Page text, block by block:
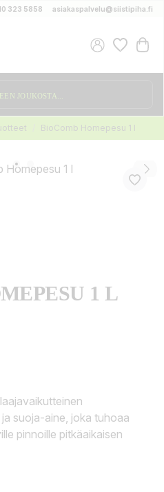
323 5858 asiakaspalvelu@siistipiha.fi
BioComb Homepesu 1 l
1 L
suoja-aine, joka tuhoaa
pinnoille pitkäaikaisen